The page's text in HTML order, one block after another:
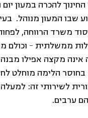
להכרה במעון
משרד הרווחה,
ממשלתית – וכולם
אינה מקצה אפילו
בחוסר הלימה מוחלט